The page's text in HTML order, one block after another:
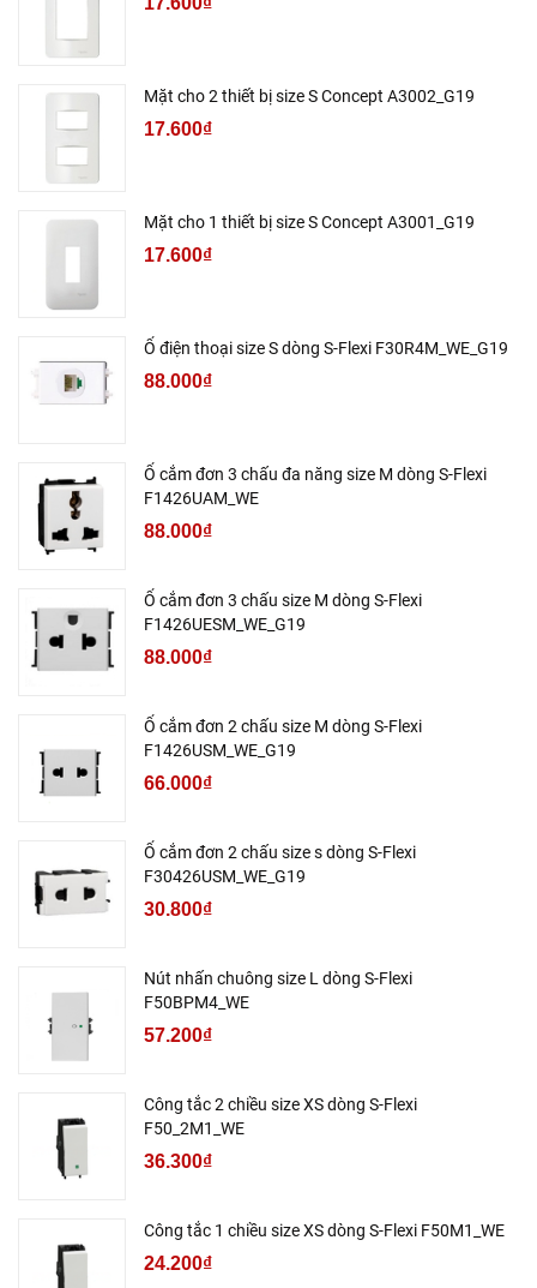
Mặt cho 2 thiết bị size S Concept A3002_G19
17.600₫
Mặt cho 1 thiết bị size S Concept A3001_G19
17.600₫
Ổ điện thoại size S dòng S-Flexi F30R4M_WE_G19
88.000₫
Ổ cắm đơn 3 chấu đa năng size M dòng S-Flexi
F1426UAM_WE
88.000₫
Ổ cắm đơn 3 chấu size M dòng S-Flexi
F1426UESM_WE_G19
88.000₫
Ổ cắm đơn 2 chấu size M dòng S-Flexi
F1426USM_WE_G19
66.000₫
Ổ cắm đơn 2 chấu size s dòng S-Flexi
F30426USM_WE_G19
30.800₫
Nút nhấn chuông size L dòng S-Flexi
F50BPM4_WE
57.200₫
Công tắc 2 chiều size XS dòng S-Flexi
F50_2M1_WE
36.300₫
Công tắc 1 chiều size XS dòng S-Flexi F50M1_WE
24.200₫